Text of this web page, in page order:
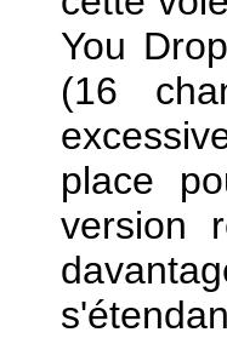
You Drop
(16
place
version